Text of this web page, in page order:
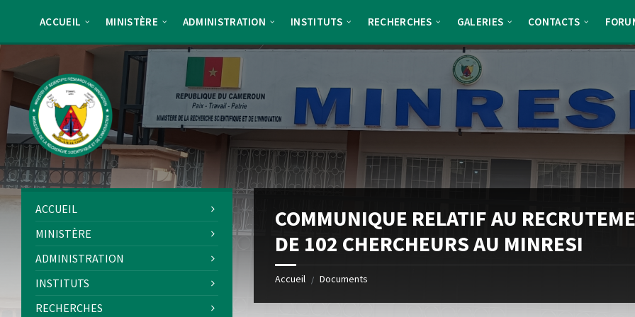
sidebar
sidebar
ACCUEIL MINISTÈRE ADMINISTRATION INSTITUTS RECHERCHES GALERIES CONTACTS
COMMUNIQUE RELATIF AU
DE 102 CHERCHEURS AU MINRESI
Accueil / Documents
ACCUEIL
MINISTÈRE
ADMINISTRATION
INSTITUTS
RECHERCHES